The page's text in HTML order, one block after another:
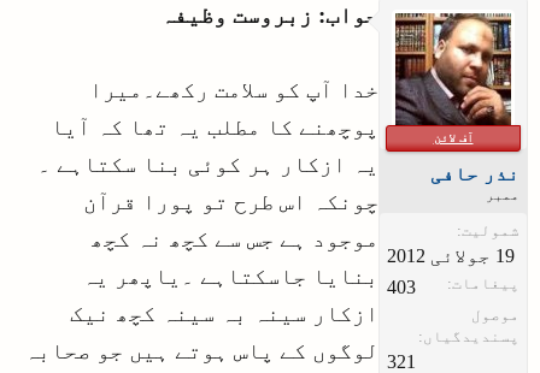
آف لائن
نذر حافی
ممبر
شمولیت:
پیغامات: 403
موصول
پسندیدگیاں:
321
جواب: زبروست وظیفہ
خدا آپ کو سلامت رکھے۔میرا
پوچھنے کا مطلب یہ تھا کہ آیا
یہ ازکار ہر کوئی بنا سکتاہے ۔
چونکہ اس طرح تو پورا قرآن
موجود ہے جس سے کچھ نہ کچھ
بنایا جاسکتاہے ۔یاپھر یہ
ازکار سینہ بہ سینہ کچھ نیک
لوگوں کے پاس ہوتے ہیں جو صحابہ